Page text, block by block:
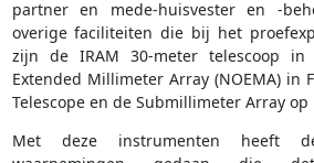
partner en mede-huisvester en -
overige faciliteiten die bij het
zijn de IRAM 30-meter telescoop in
Extended Millimeter Array (NOEMA) in
Telescope en de Submillimeter Array op
Met deze instrumenten heeft de